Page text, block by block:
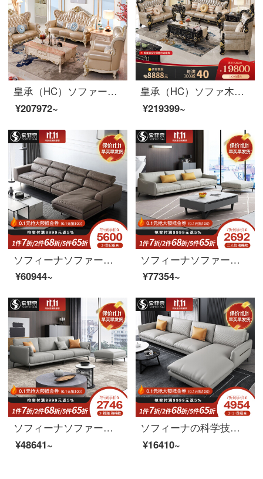
皇承（HC）ソファーの木のソファーの欧風洋式ソファーの皮芸客間の家具セットH 723欧式宮廷ソファのシングル+二人+三人
¥207972~
皇承（HC）ソファ木ソファ欧式家具本革ソファー豪華セット3人乗り832【欧式黒古典】シングル+ツイン+3人
¥219399~
ソフィーナソファーの科学技術布のソファーのイタリア式の極簡単な科学技術布のソファーの多機能は無洗羽の布芸ソファーの三人の位+貴妃を調節できます。
¥60944~
ソフィーナソファーの科学技術布ソファ現代簡単な無料の布ゴムリビングの一字型の直列四人のリビングルームの家具のシングル席+二人の位+三人の位のラテックスのスタイル
¥77354~
ソフィーナソファーの科学技術布ソファー北欧の小型タイプの簡単な現代簡単なリビング布芸三人の四人のラテックスソファのシングル位+2.76メートルの4人のラテックスタイプ
¥48641~
ソフィーナの科学技術布ソファー北欧布芸ソファー現代小型客間シンプルな四人の三人の科学技術布の角を回転するソファーのシングル席。
¥16410~